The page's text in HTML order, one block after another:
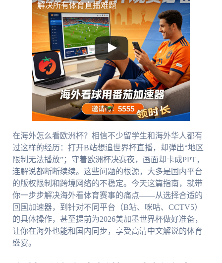
解决所有体育直播难题
在海外怎么看欧洲杯？相信不少留学生和海外华人都有
过这样的经历：打开B站想追世界杯直播，却弹出“地区
限制无法播放”；守着欧洲杯决赛夜，画面却卡成PPT，
连解说都断断续续。这些问题的根源，大多是国内平台
的版权限制和跨境网络的不稳定。今天这篇指南，就带
你一步步解决海外看体育赛事的痛点——从选择合适的
回国加速器，到针对不同平台（B站、咪咕、CCTV5）
的具体操作，甚至提前为2026美加墨世界杯做好准备，
让你在海外也能和国内同步，享受高清中文解说的体育
盛宴。